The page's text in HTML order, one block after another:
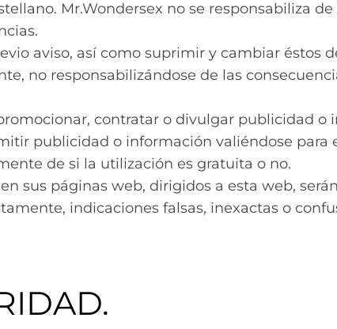
Mr.Wondersex no se responsabiliza
aviso, así como suprimir y cambiar éstos
no responsabilizándose de las
contratar o divulgar publicidad o
publicidad o información valiéndose para
de si la utilización es gratuita o no.
sus páginas web, dirigidos a esta web,
indicaciones falsas, inexactas o